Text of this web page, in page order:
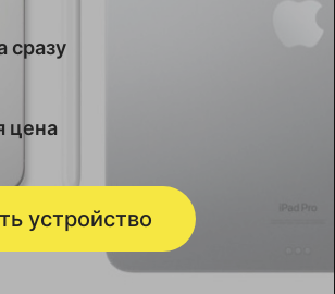
сразу
цена
устройство